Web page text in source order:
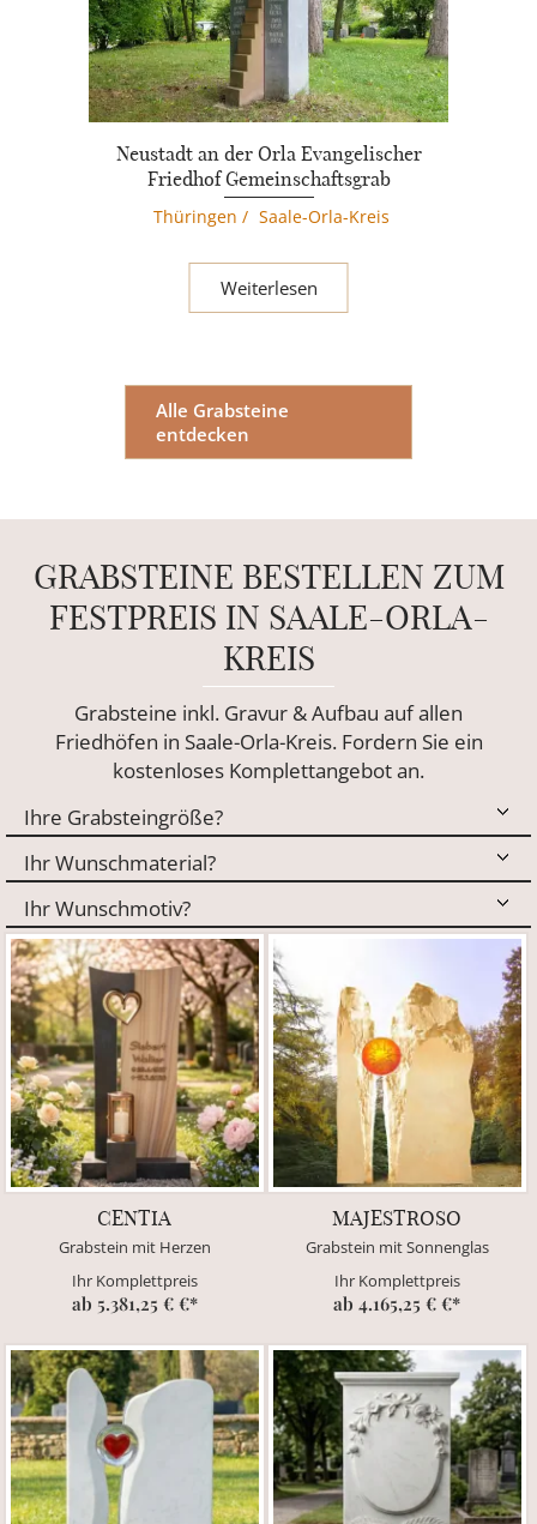
Neustadt an der Orla Evangelischer
Friedhof Gemeinschaftsgrab
Thüringen / Saale-Orla-Kreis
Weiterlesen
Alle Grabsteine
entdecken
GRABSTEINE BESTELLEN ZUM
FESTPREIS IN SAALE-ORLA-
KREIS
Grabsteine inkl. Gravur & Aufbau auf allen
Friedhöfen in Saale-Orla-Kreis. Fordern Sie ein
kostenloses Komplettangebot an.
CENTIA
Grabstein mit Herzen
Ihr Komplettpreis
ab 5.381,25 € €*
MAJESTROSO
Grabstein mit Sonnenglas
Ihr Komplettpreis
ab 4.165,25 € €*